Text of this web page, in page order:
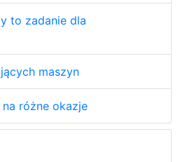
to zadanie dla
maszyn
różne okazje